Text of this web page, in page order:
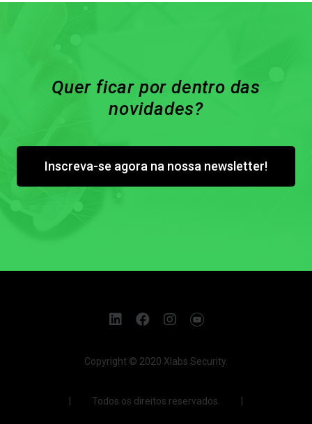
Quer ficar por dentro das
novidades?
Inscreva-se agora na nossa newsletter!
Copyright © 2020 Xlabs Security.
| Todos os direitos reservados. |